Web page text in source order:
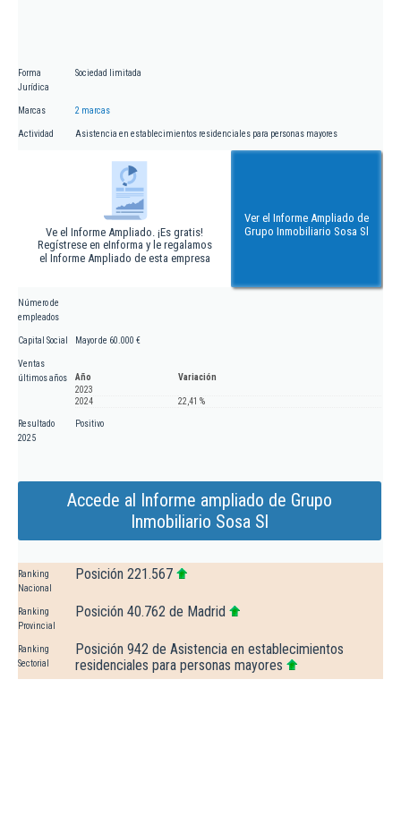
Forma
Jurídica
Sociedad limitada
Marcas 2 marcas
Actividad Asistencia en establecimientos residenciales para personas mayores
Ve el Informe Ampliado. ¡Es gratis!
Regístrese en eInforma y le regalamos
el Informe Ampliado de esta empresa
Ver el Informe Ampliado de
Grupo Inmobiliario Sosa Sl
Número de
empleados
Capital Social Mayor de 60.000 €
Ventas
últimos años
Año
Variación
2023
2024
22,41 %
Resultado
2025
Positivo
Accede al Informe ampliado de Grupo
Inmobiliario Sosa Sl
Ranking
Nacional
Posición 221.567
Ranking
Provincial
Posición 40.762 de Madrid
Ranking
Sectorial
Posición 942 de Asistencia en establecimientos
residenciales para personas mayores